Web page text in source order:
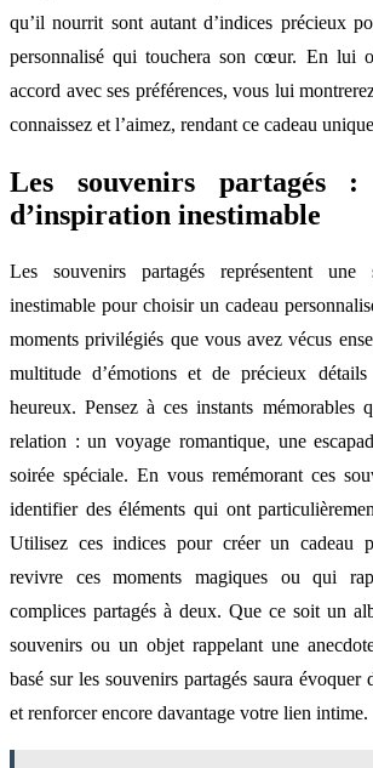
qu’il nourrit sont autant d’indices précieux
personnalisé qui touchera son cœur. En lui
accord avec ses préférences, vous lui
connaissez et l’aimez, rendant ce cadeau
Les souvenirs partagés :
d’inspiration inestimable
Les souvenirs partagés représentent une
inestimable pour choisir un cadeau
moments privilégiés que vous avez vécus
multitude d’émotions et de précieux
heureux. Pensez à ces instants mémorables
relation : un voyage romantique, une
soirée spéciale. En vous remémorant ces
identifier des éléments qui ont
Utilisez ces indices pour créer un cadeau
revivre ces moments magiques ou qui
complices partagés à deux. Que ce soit un
souvenirs ou un objet rappelant une
basé sur les souvenirs partagés saura évoquer
et renforcer encore davantage votre lien intime.